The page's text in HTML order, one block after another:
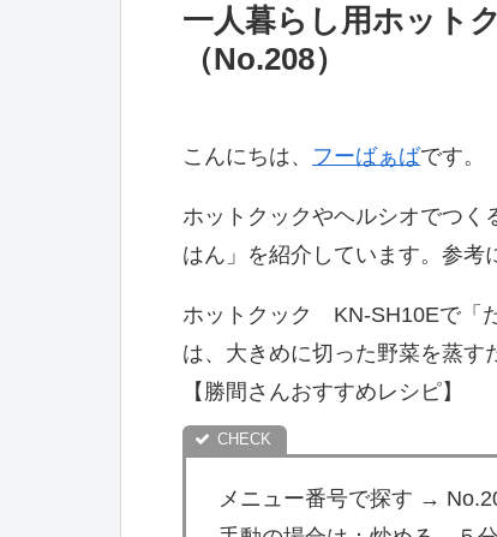
一人暮らし用ホット
（No.208）
こんにちは、 フーばぁばです。
ホットクックやヘルシオでつく
はん」を紹介しています。参考
ホットクック KN-SH10Eで「
は、大きめに切った野菜を蒸す
【勝間さんおすすめレシピ】
メニュー番号で探す →